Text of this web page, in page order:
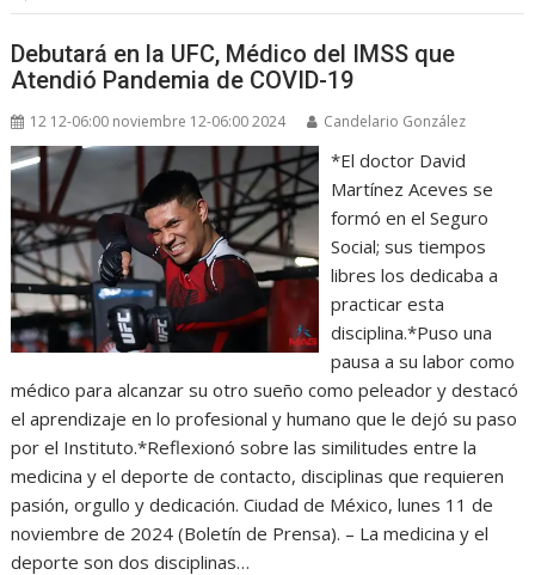
Debutará en la UFC, Médico del IMSS que
Atendió Pandemia de COVID-19
12 12-06:00 noviembre 12-06:00 2024 Candelario González
*El doctor David
Martínez Aceves se
formó en el Seguro
Social; sus tiempos
libres los dedicaba a
practicar esta
disciplina.*Puso una
pausa a su labor como
médico para alcanzar su otro sueño como peleador y destacó
el aprendizaje en lo profesional y humano que le dejó su paso
por el Instituto.*Reflexionó sobre las similitudes entre la
medicina y el deporte de contacto, disciplinas que requieren
pasión, orgullo y dedicación. Ciudad de México, lunes 11 de
noviembre de 2024 (Boletín de Prensa). – La medicina y el
deporte son dos disciplinas…